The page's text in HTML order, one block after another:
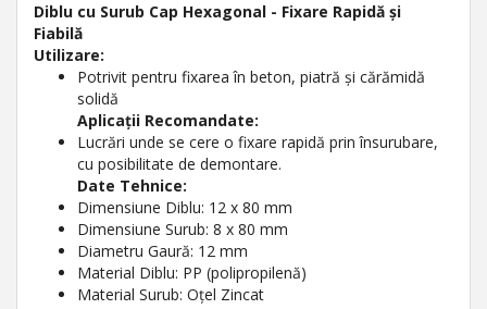
Diblu cu Surub Cap Hexagonal - Fixare Rapidă și
Fiabilă
Utilizare:
Potrivit pentru fixarea în beton, piatră și cărămidă
solidă
Aplicații Recomandate:
Lucrări unde se cere o fixare rapidă prin însurubare,
cu posibilitate de demontare.
Date Tehnice:
Dimensiune Diblu: 12 x 80 mm
Dimensiune Surub: 8 x 80 mm
Diametru Gaură: 12 mm
Material Diblu: PP (polipropilenă)
Material Surub: Oțel Zincat